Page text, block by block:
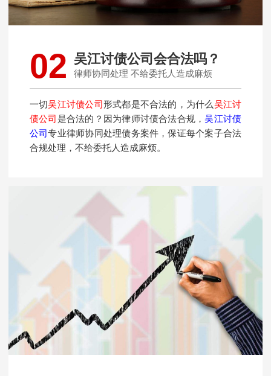
02 吴江讨债公司会合法吗？
律师协同处理 不给委托人造成麻烦
一切吴江讨债公司形式都是不合法的，为什么吴江讨
债公司 是合法的？因为律师讨债合法合规，吴江讨债
公司专业律师协同处理债务案件，保证每个案子合法
合规处理，不给委托人造成麻烦。